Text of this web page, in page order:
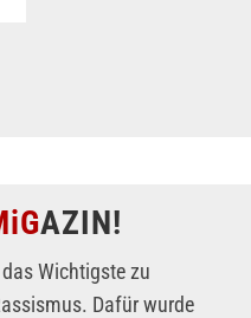
AZIN!
Wichtigste zu
Dafür wurde